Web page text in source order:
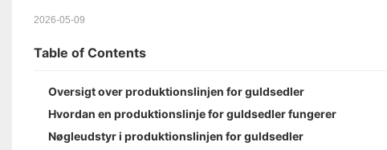
2026-05-09
Table of Contents
Oversigt over produktionslinjen for guldsedler
Hvordan en produktionslinje for guldsedler fungerer
Nøgleudstyr i produktionslinjen for guldsedler